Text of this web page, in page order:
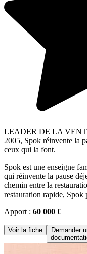
LEADER DE LA
2005, Spok réinvente la
ceux qui la font.
Spok est une enseigne
qui réinvente la pause
chemin entre la
restauration rapide, Spok
Apport : 60 000 €
Voir la fiche
Demander